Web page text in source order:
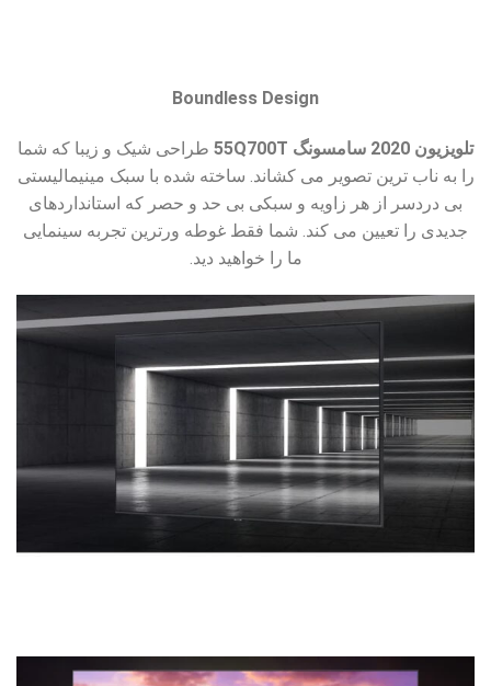
Boundless Design
تلویزیون 2020 سامسونگ 55Q700T
طراحی شیک و زیبا که شما
را به ناب ترین تصویر می کشاند. ساخته شده با سبک مینیمالیستی
بی دردسر از هر زاویه و سبکی بی حد و حصر که استانداردهای
جدیدی را تعیین می کند. شما فقط غوطه ورترین تجربه سینمایی
ما را خواهید دید.